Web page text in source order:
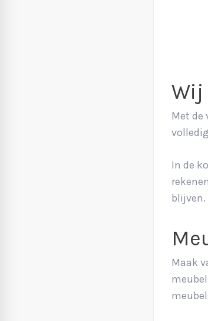
Met de
In de
Maak